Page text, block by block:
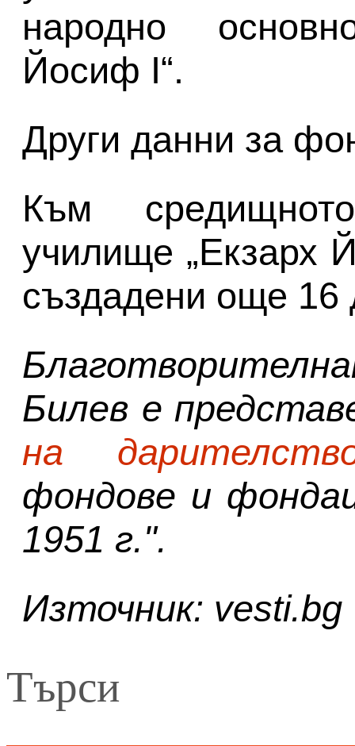
народно
Йосиф І“.
Други данни за
Към
училище „Екзарх
създадени още 16
Билев е
на
фондове и
1951 г.".
Източник: vesti.bg
Търси